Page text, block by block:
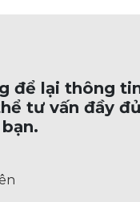
để lại thông
tư vấn đầy